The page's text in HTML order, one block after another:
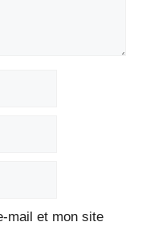
mail et mon site